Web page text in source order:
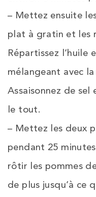
– Mettez ensuite
plat à gratin et les
Répartissez l’huile
mélangeant avec
Assaisonnez de
le tout.
– Mettez les deux
pendant 25
rôtir les pommes
de plus jusqu’à ce